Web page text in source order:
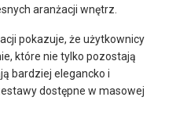
aranżacji wnętrz.
pokazuje, że użytkownicy
które nie tylko pozostają
bardziej elegancko i
dostępne w masowej